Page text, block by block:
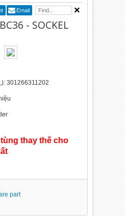
Email
- SOCKEL
301266311202
thay thế cho
part